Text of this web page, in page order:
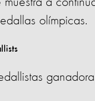
olímpicas.